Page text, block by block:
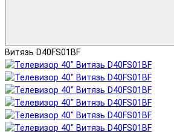
Витязь D40FS01BF